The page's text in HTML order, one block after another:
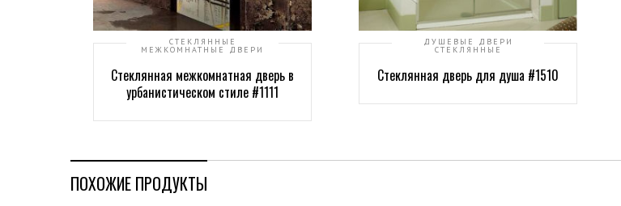
СТЕКЛЯННЫЕ
МЕЖКОМНАТНЫЕ ДВЕРИ
Стеклянная межкомнатная дверь в
урбанистическом стиле #1111
ДУШЕВЫЕ ДВЕРИ
СТЕКЛЯННЫЕ
Стеклянная дверь для душа #1510
ПОХОЖИЕ ПРОДУКТЫ